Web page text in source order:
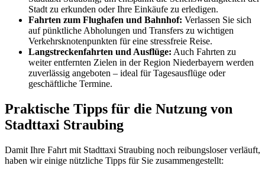
Stadt zu erkunden oder Ihre Einkäufe zu erledigen.
Fahrten zum Flughafen und Bahnhof: Verlassen Sie sich
auf pünktliche Abholungen und Transfers zu wichtigen
Verkehrsknotenpunkten für eine stressfreie Reise.
Langstreckenfahrten und Ausflüge: Auch Fahrten zu
weiter entfernten Zielen in der Region Niederbayern werden
zuverlässig angeboten – ideal für Tagesausflüge oder
geschäftliche Termine.
Praktische Tipps für die Nutzung von
Stadttaxi Straubing
Damit Ihre Fahrt mit Stadttaxi Straubing noch reibungsloser verläuft,
haben wir einige nützliche Tipps für Sie zusammengestellt: